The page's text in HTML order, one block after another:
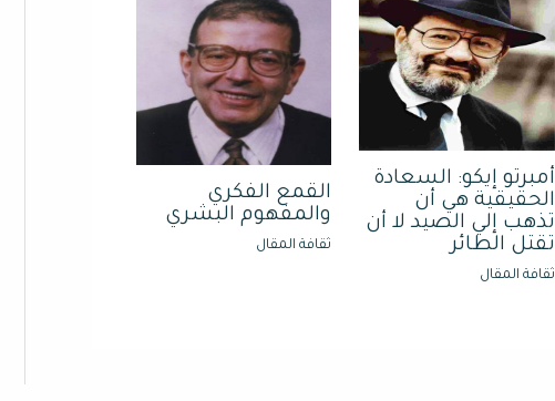
أمبرتو إيكو: السعادة
الحقيقية هي أن
تذهب إلي الصيد لا أن
تقتل الطائر
ثقافة المقال
القمع الفكري
والمفهوم البشري
ثقافة المقال